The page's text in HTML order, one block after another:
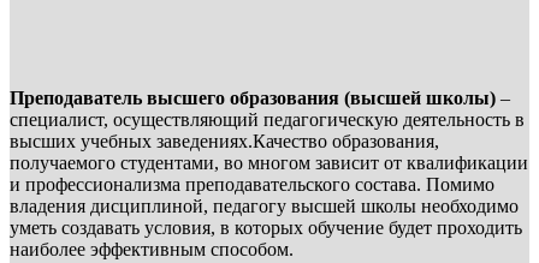
Преподаватель высшего образования (высшей школы) –
специалист, осуществляющий педагогическую деятельность в
высших учебных заведениях.Качество образования,
получаемого студентами, во многом зависит от квалификации
и профессионализма преподавательского состава. Помимо
владения дисциплиной, педагогу высшей школы необходимо
уметь создавать условия, в которых обучение будет проходить
наиболее эффективным способом.